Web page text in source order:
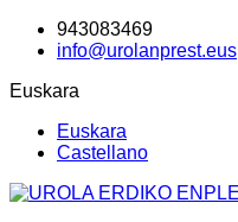
943083469
info@urolanprest.eus
Euskara
Euskara
Castellano